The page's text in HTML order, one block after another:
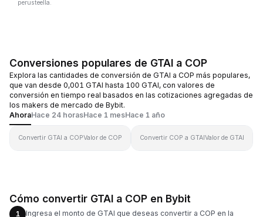
perusteella.
Conversiones populares de GTAI a COP
Explora las cantidades de conversión de GTAI a COP más populares,
que van desde 0,001 GTAI hasta 100 GTAI, con valores de
conversión en tiempo real basados en las cotizaciones agregadas de
los makers de mercado de Bybit.
AhoraHace 24 horasHace 1 mesHace 1 año
Convertir GTAI a COPValor de COP Convertir COP a GTAIValor de GTAI
Cómo convertir GTAI a COP en Bybit
1 Ingresa el monto de GTAI que deseas convertir a COP en la